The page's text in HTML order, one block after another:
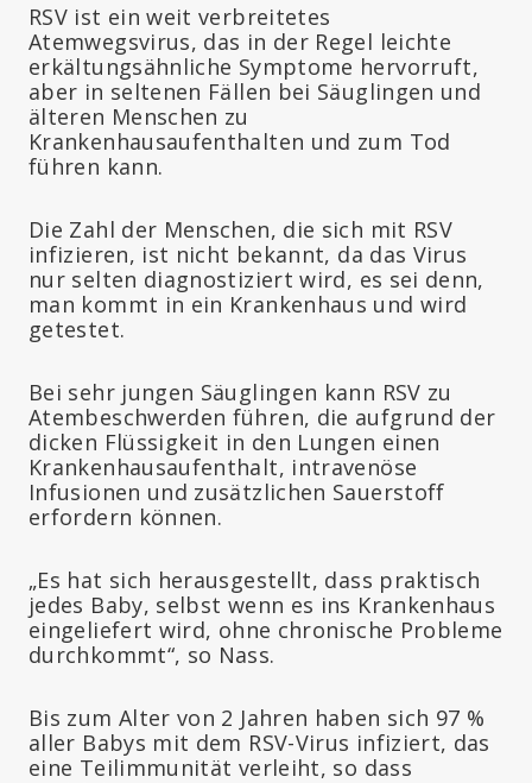
RSV ist ein weit verbreitetes
Atemwegsvirus, das in der Regel leichte
erkältungsähnliche Symptome hervorruft,
aber in seltenen Fällen bei Säuglingen und
älteren Menschen zu
Krankenhausaufenthalten und zum Tod
führen kann.
Die Zahl der Menschen, die sich mit RSV
infizieren, ist nicht bekannt, da das Virus
nur selten diagnostiziert wird, es sei denn,
man kommt in ein Krankenhaus und wird
getestet.
Bei sehr jungen Säuglingen kann RSV zu
Atembeschwerden führen, die aufgrund der
dicken Flüssigkeit in den Lungen einen
Krankenhausaufenthalt, intravenöse
Infusionen und zusätzlichen Sauerstoff
erfordern können.
„Es hat sich herausgestellt, dass praktisch
jedes Baby, selbst wenn es ins Krankenhaus
eingeliefert wird, ohne chronische Probleme
durchkommt“, so Nass.
Bis zum Alter von 2 Jahren haben sich 97 %
aller Babys mit dem RSV-Virus infiziert, das
eine Teilimmunität verleiht, so dass